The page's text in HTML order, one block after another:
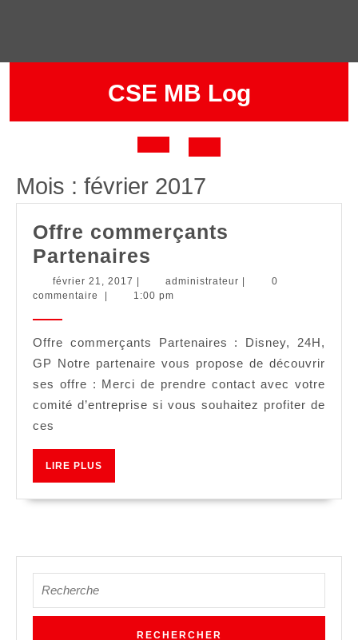
CSE MB Log
Button
Mois : février 2017
Offre commerçants
Partenaires
commerçants
Partenaires
février 21, 2017 février
21,
administrateur administrateur
0
commentaire
1:00 pm
Offre commerçants Partenaires : Disney, 24H,
GP Notre partenaire vous propose de découvrir
ses offre : Merci de prendre contact avec votre
comité d’entreprise si vous souhaitez profiter de
ces
LIRE PLUS
for: